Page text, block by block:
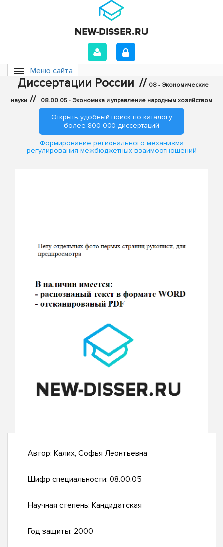
Меню сайта
Диссертации России // 08 - Экономические
науки // 08.00.05 - Экономика и управление народным хозяйством
Открыть удобный поиск по каталогу
более 800 000 диссертаций
Формирование регионального механизма
регулирования межбюджетных взаимоотношений
Автор: Калих, Софья Леонтьевна
Шифр специальности: 08.00.05
Научная степень: Кандидатская
Год защиты: 2000